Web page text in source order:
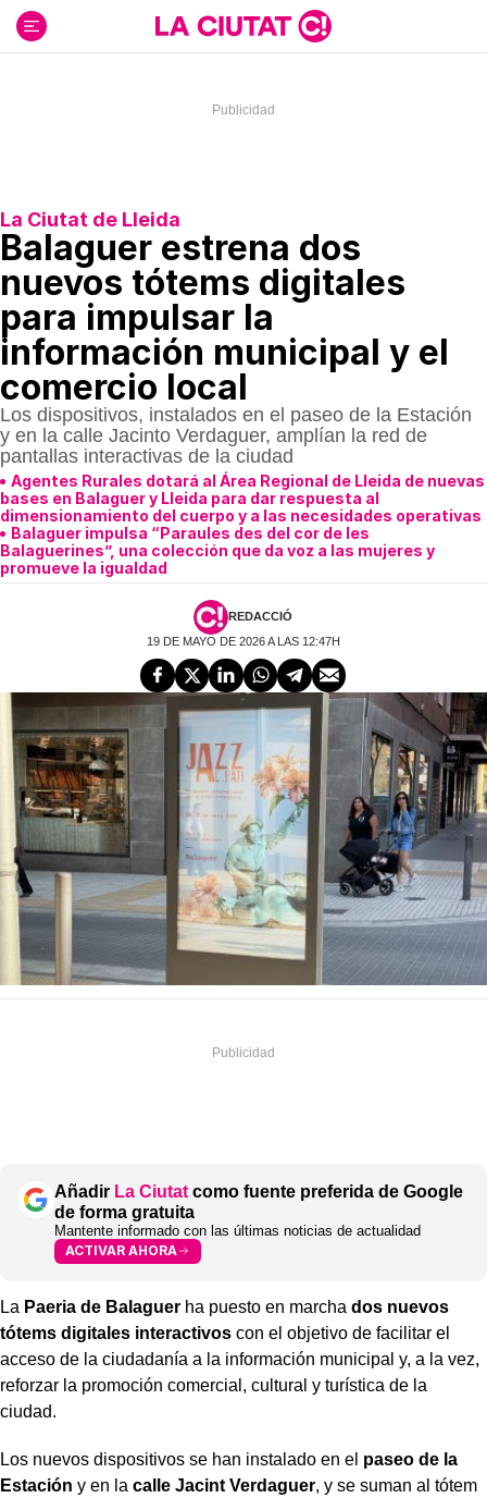
contenido
La Ciutat de Lleida
Balaguer estrena dos
nuevos tótems digitales
para impulsar la
información municipal y el
comercio local
Los dispositivos, instalados en el paseo de la Estación
y en la calle Jacinto Verdaguer, amplían la red de
pantallas interactivas de la ciudad
Agentes Rurales dotará al Área Regional de Lleida de nuevas
bases en Balaguer y Lleida para dar respuesta al
dimensionamiento del cuerpo y a las necesidades operativas
Balaguer impulsa “Paraules des del cor de les
Balaguerines”, una colección que da voz a las mujeres y
promueve la igualdad
REDACCIÓ
19 DE MAYO DE 2026 A LAS 12:47H
Añadir La Ciutat como fuente preferida de Google
de forma gratuita
Mantente informado con las últimas noticias de actualidad
ACTIVAR AHORA
La Paeria de Balaguer ha puesto en marcha dos nuevos
tótems digitales interactivos con el objetivo de facilitar el
acceso de la ciudadanía a la información municipal y, a la vez,
reforzar la promoción comercial, cultural y turística de la
ciudad.
Los nuevos dispositivos se han instalado en el paseo de la
Estación y en la calle Jacint Verdaguer, y se suman al tótem